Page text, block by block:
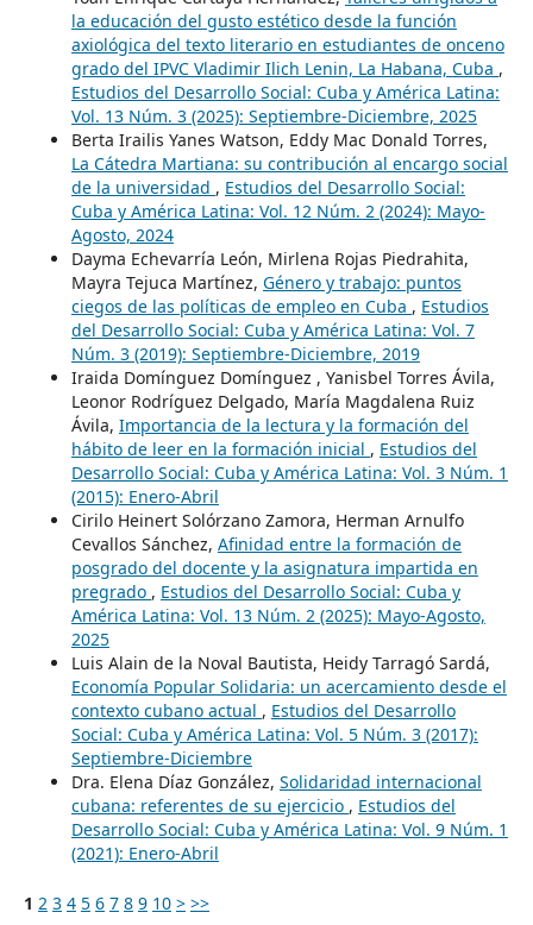
la educación del gusto estético desde la función
axiológica del texto literario en estudiantes de onceno
grado del IPVC Vladimir Ilich Lenin, La Habana, Cuba ,
Estudios del Desarrollo Social: Cuba y América Latina:
Vol. 13 Núm. 3 (2025): Septiembre-Diciembre, 2025
Berta Irailis Yanes Watson, Eddy Mac Donald Torres,
La Cátedra Martiana: su contribución al encargo social
de la universidad , Estudios del Desarrollo Social:
Cuba y América Latina: Vol. 12 Núm. 2 (2024): Mayo-
Agosto, 2024
Dayma Echevarría León, Mirlena Rojas Piedrahita,
Mayra Tejuca Martínez, Género y trabajo: puntos
ciegos de las políticas de empleo en Cuba , Estudios
del Desarrollo Social: Cuba y América Latina: Vol. 7
Núm. 3 (2019): Septiembre-Diciembre, 2019
Iraida Domínguez Domínguez , Yanisbel Torres Ávila,
Leonor Rodríguez Delgado, María Magdalena Ruiz
Ávila, Importancia de la lectura y la formación del
hábito de leer en la formación inicial , Estudios del
Desarrollo Social: Cuba y América Latina: Vol. 3 Núm. 1
(2015): Enero-Abril
Cirilo Heinert Solórzano Zamora, Herman Arnulfo
Cevallos Sánchez, Afinidad entre la formación de
posgrado del docente y la asignatura impartida en
pregrado , Estudios del Desarrollo Social: Cuba y
América Latina: Vol. 13 Núm. 2 (2025): Mayo-Agosto,
2025
Luis Alain de la Noval Bautista, Heidy Tarragó Sardá,
Economía Popular Solidaria: un acercamiento desde el
contexto cubano actual , Estudios del Desarrollo
Social: Cuba y América Latina: Vol. 5 Núm. 3 (2017):
Septiembre-Diciembre
Dra. Elena Díaz González, Solidaridad internacional
cubana: referentes de su ejercicio , Estudios del
Desarrollo Social: Cuba y América Latina: Vol. 9 Núm. 1
(2021): Enero-Abril
1 2 3 4 5 6 7 8 9 10 > >>